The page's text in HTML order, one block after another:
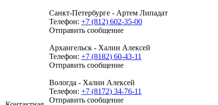
Санкт-Петербурге - Артем Липадат
Телефон: +7 (812) 602-35-00
Отправить сообщение
Архангельск - Халин Алексей
Телефон: +7 (8182) 60-43-11
Отправить сообщение
Вологда - Халин Алексей
Телефон: +7 (8172) 34-76-11
Отправить сообщение